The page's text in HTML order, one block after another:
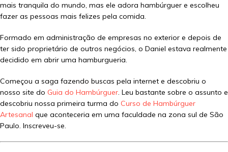
mais tranquila do mundo, mas ele adora hambúrguer e escolheu
fazer as pessoas mais felizes pela comida.
Formado em administração de empresas no exterior e depois de
ter sido proprietário de outros negócios, o Daniel estava realmente
decidido em abrir uma hamburgueria.
Começou a saga fazendo buscas pela internet e descobriu o
nosso site do Guia do Hambúrguer. Leu bastante sobre o assunto e
descobriu nossa primeira turma do Curso de Hambúrguer
Artesanal que aconteceria em uma faculdade na zona sul de São
Paulo. Inscreveu-se.